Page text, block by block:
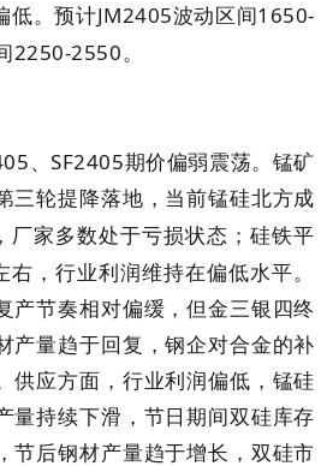
低。预计JM2405波动区间1650-
2250-2550。
、SF2405期价偏弱震荡。锰矿
三轮提降落地，当前锰硅北方成
厂家多数处于亏损状态；硅铁平
右，行业利润维持在偏低水平。
产节奏相对偏缓，但金三银四终
产量趋于回复，钢企对合金的补
供应方面，行业利润偏低，锰硅
量持续下滑，节日期间双硅库存
节后钢材产量趋于增长，双硅市